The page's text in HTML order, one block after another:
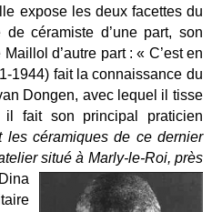
expose les deux facettes du
céramiste d’une part, son
d’autre part : « C’est en
1944) fait la connaissance du
Dongen, avec lequel il tisse
fait son principal praticien
les céramiques de ce dernier
situé à Marly-le-Roi, près